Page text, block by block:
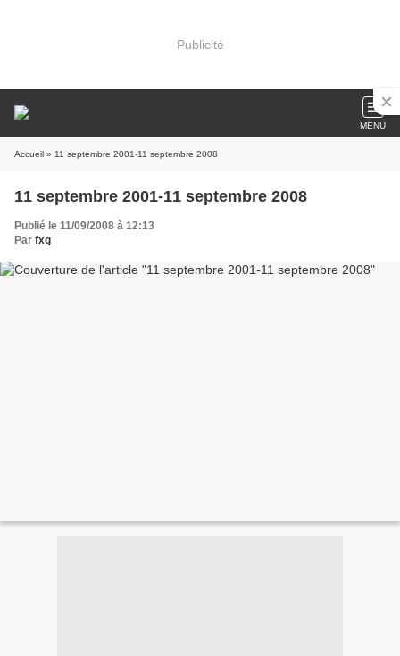
Publicité
MENU
Accueil » 11 septembre 2001-11 septembre 2008
11 septembre 2001-11 septembre 2008
Publié le 11/09/2008 à 12:13
Par fxg